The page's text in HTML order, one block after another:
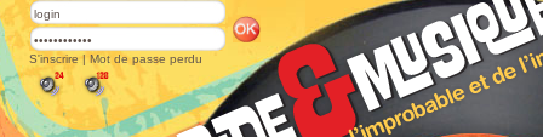
S'inscrire | Mot de passe perdu